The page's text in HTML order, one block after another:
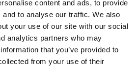
content and ads, to provide
to analyse our traffic. We also
your use of our site with our social
analytics partners who may
that you’ve provided to
from your use of their